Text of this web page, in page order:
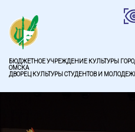
БЮДЖЕТНОЕ УЧРЕЖДЕНИЕ КУЛЬТУРЫ
ОМСКА
ДВОРЕЦ КУЛЬТУРЫ СТУДЕНТОВ И